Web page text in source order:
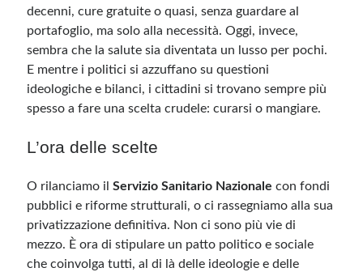
decenni, cure gratuite o quasi, senza guardare al
portafoglio, ma solo alla necessità. Oggi, invece,
sembra che la salute sia diventata un lusso per pochi.
E mentre i politici si azzuffano su questioni
ideologiche e bilanci, i cittadini si trovano sempre più
spesso a fare una scelta crudele: curarsi o mangiare.
L’ora delle scelte
O rilanciamo ilServizio Sanitario Nazionale con fondi
pubblici e riforme strutturali, o ci rassegniamo alla sua
privatizzazione definitiva. Non ci sono più vie di
mezzo. È ora di stipulare un patto politico e sociale
che coinvolga tutti, al di là delle ideologie e delle